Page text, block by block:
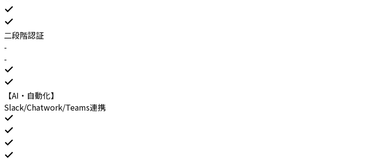
二段階認証
-
-
【AI・自動化】
Slack/Chatwork/Teams連携